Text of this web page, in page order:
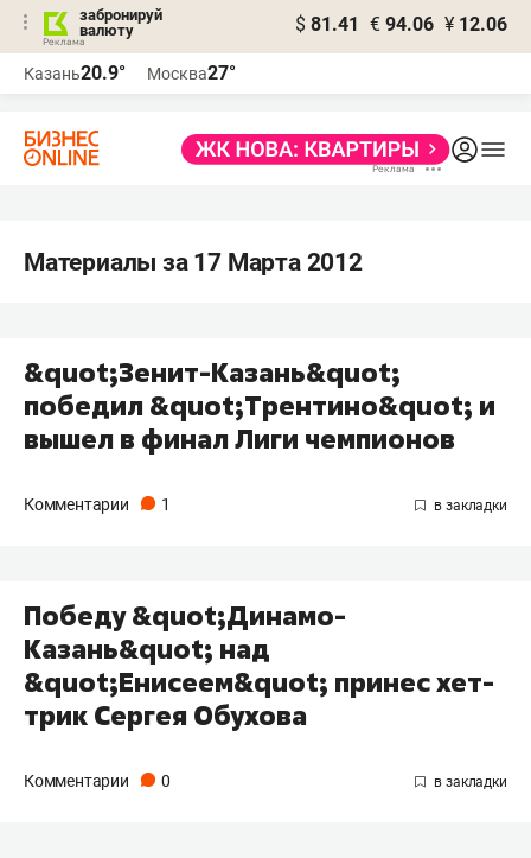
забронируй
валюту
$ 81.41 € 94.06 ¥ 12.06
Казань20.9° Москва27°
Материалы за 17 Марта 2012
&quot;Зенит-Казань&quot;
победил &quot;Трентино&quot; и
вышел в финал Лиги чемпионов
Комментарии 1
Победу &quot;Динамо-
Казань&quot; над
&quot;Енисеем&quot; принес хет-
трик Сергея Обухова
Комментарии 0